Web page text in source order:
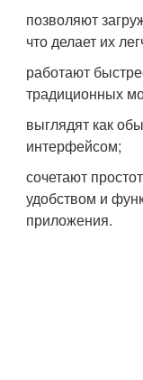
позволяют
что делает их
работают
традиционных
выглядят как
интерфейсом;
сочетают
удобством и
приложения.